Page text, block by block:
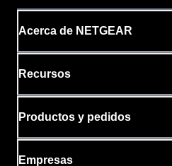
Acerca de NETGEAR
Recursos
Productos y pedidos
Empresas